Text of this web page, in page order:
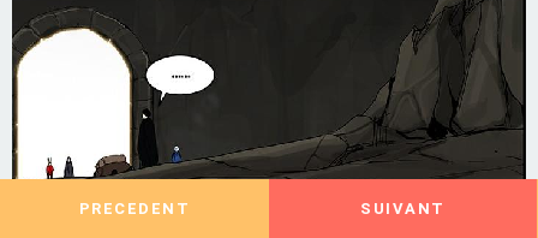
PRECEDENT SUIVANT